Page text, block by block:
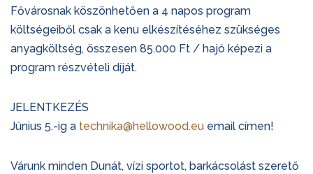
Fővárosnak köszönhetően a 4 napos program
költségeiből csak a kenu elkészítéséhez szükséges
anyagköltség, összesen 85.000 Ft / hajó képezi a
program részvételi díját.
JELENTKEZÉS
Június 5.-ig a technika@hellowood.eu email címen!
Várunk minden Dunát, vízi sportot, barkácsolást szerető